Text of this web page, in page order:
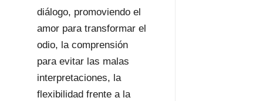
diálogo, promoviendo el
amor para transformar el
odio, la comprensión
para evitar las malas
interpretaciones, la
flexibilidad frente a la